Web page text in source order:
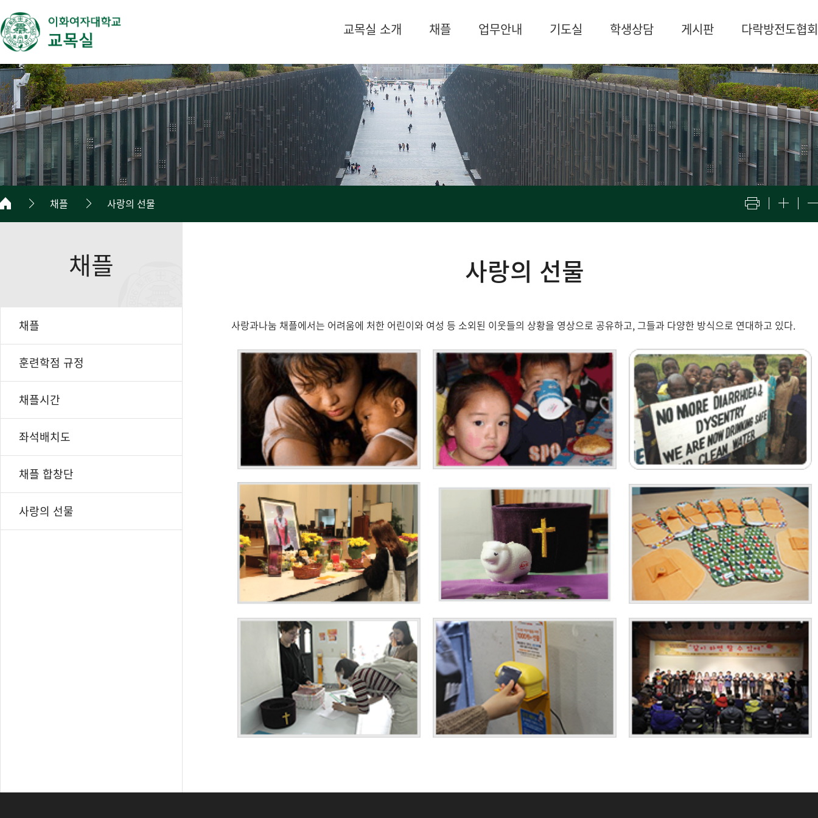
교목실 소개 채플 업무안내 기도실 학생상담 게시판 다락방전도협회
채플 사랑의 선물
채플
채플
훈련학점 규정
채플시간
좌석배치도
채플 합창단
사랑의 선물
사랑의 선물
사랑과나눔 채플에서는 어려움에 처한 어린이와 여성 등 소외된 이웃들의 상황을 영상으로 공유하고, 그들과 다양한 방식으로 연대하고 있다.